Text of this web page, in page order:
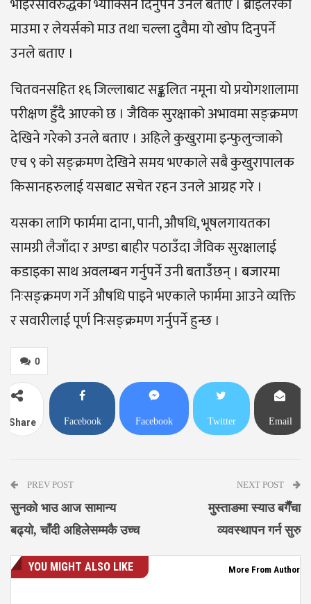
माउमा र लेयर्सको माउ तथा चल्ला दुवैमा यो खोप दिनुपर्ने
उनले बताए ।
चितवनसहित १६ जिल्लाबाट सङ्कलित नमूना यो प्रयोगशालामा
परीक्षण हुँदै आएको छ । जैविक सुरक्षाको अभावमा सङ्क्रमण
देखिने गरेको उनले बताए । अहिले कुखुरामा इन्फुलुन्जाको
एच ९ को सङ्क्रमण देखिने समय भएकाले सबै कुखुरापालक
किसानहरुलाई यसबाट सचेत रहन उनले आग्रह गरे ।
यसका लागि फार्ममा दाना, पानी, औषधि, भूषलगायतका
सामग्री लैजाँदा र अण्डा बाहीर पठाउँदा जैविक सुरक्षालाई
कडाइका साथ अवलम्बन गर्नुपर्ने उनी बताउँछन् । बजारमा
निःसङ्क्रमण गर्ने औषधि पाइने भएकाले फार्ममा आउने व्यक्ति
र सवारीलाई पूर्ण निःसङ्क्रमण गर्नुपर्ने हुन्छ ।
0
Share Facebook Facebook Twitter Email
PREV POST
सुनको भाउ आज सामान्य
बढ्यो, चाँदी अहिलेसम्मकै उच्च
NEXT POST
मुस्ताङमा स्याउ बगैँचा
व्यवस्थापन गर्न सुरु
YOU MIGHT ALSO LIKE More From Author